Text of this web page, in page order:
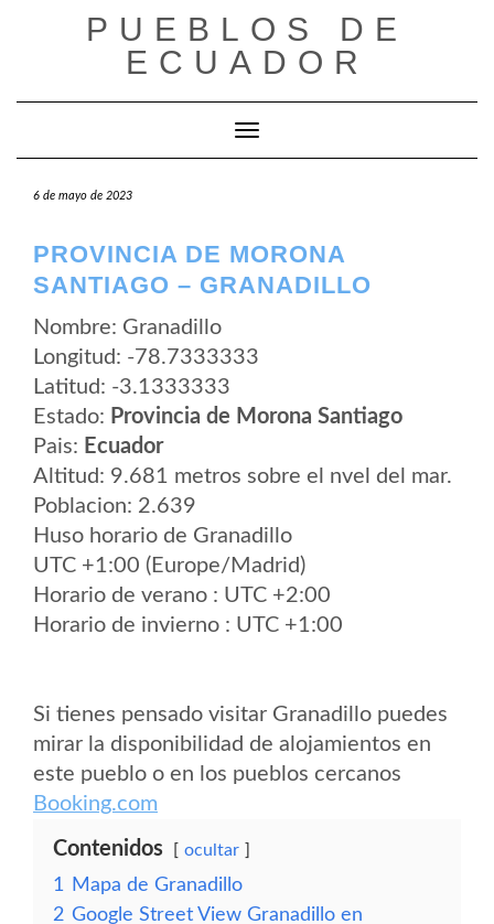
PUEBLOS DE
ECUADOR
Cambiar modo de navegación
6 de mayo de 2023
PROVINCIA DE MORONA
SANTIAGO – GRANADILLO
Nombre: Granadillo
Longitud: -78.7333333
Latitud: -3.1333333
Estado: Provincia de Morona Santiago
Pais: Ecuador
Altitud: 9.681 metros sobre el nvel del mar.
Poblacion: 2.639
Huso horario de Granadillo
UTC +1:00 (Europe/Madrid)
Horario de verano : UTC +2:00
Horario de invierno : UTC +1:00
Si tienes pensado visitar Granadillo puedes
mirar la disponibilidad de alojamientos en
este pueblo o en los pueblos cercanos
Booking.com
Contenidos ocultar
1
Mapa de Granadillo
2 Google Street View Granadillo en